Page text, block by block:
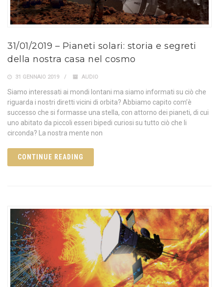
31/01/2019 – Pianeti solari: storia e segreti
della nostra casa nel cosmo
31 GENNAIO 2019 AUDIO
Siamo interessati ai mondi lontani ma siamo informati su ciò che
riguarda i nostri diretti vicini di orbita? Abbiamo capito com’è
successo che si formasse una stella, con attorno dei pianeti, di cui
uno abitato da piccoli esseri bipedi curiosi su tutto ciò che li
circonda? La nostra mente non
CONTINUE READING